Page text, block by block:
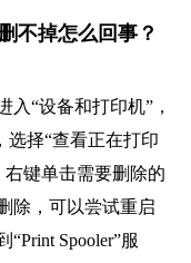
不掉怎么回事？
入“设备和打印机”，
选择“查看正在打印
键单击需要删除的
除，可以尝试重启
Spooler”服